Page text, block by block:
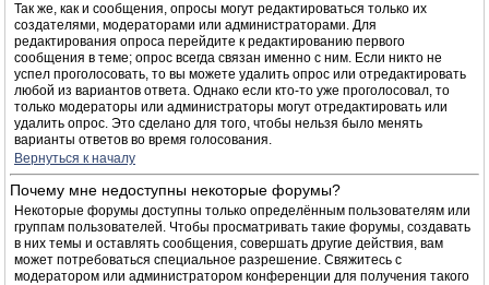
Так же, как и сообщения, опросы могут редактироваться только их
создателями, модераторами или администраторами. Для
редактирования опроса перейдите к редактированию первого
сообщения в теме; опрос всегда связан именно с ним. Если никто не
успел проголосовать, то вы можете удалить опрос или отредактировать
любой из вариантов ответа. Однако если кто-то уже проголосовал, то
только модераторы или администраторы могут отредактировать или
удалить опрос. Это сделано для того, чтобы нельзя было менять
варианты ответов во время голосования.
Вернуться к началу
Почему мне недоступны некоторые форумы?
Некоторые форумы доступны только определённым пользователям или
группам пользователей. Чтобы просматривать такие форумы, создавать
в них темы и оставлять сообщения, совершать другие действия, вам
может потребоваться специальное разрешение. Свяжитесь с
модератором или администратором конференции для получения такого